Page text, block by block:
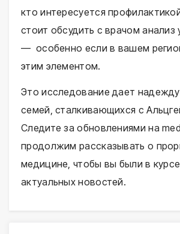
кто интересуется
стоит обсудить с врачом анализ
— особенно если в вашем
этим элементом.
Это исследование дает
семей, сталкивающихся с
Следите за обновлениями на
продолжим рассказывать о
медицине, чтобы вы были в
актуальных новостей.